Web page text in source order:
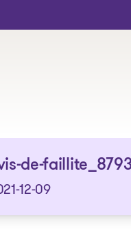
de-
12-09